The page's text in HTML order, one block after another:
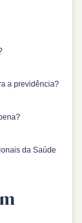
a previdência?
da Saúde